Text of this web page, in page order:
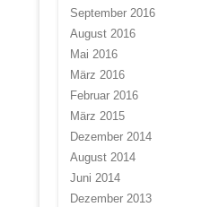
September 2016
August 2016
Mai 2016
März 2016
Februar 2016
März 2015
Dezember 2014
August 2014
Juni 2014
Dezember 2013